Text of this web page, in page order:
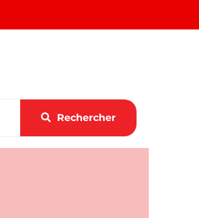
Rechercher